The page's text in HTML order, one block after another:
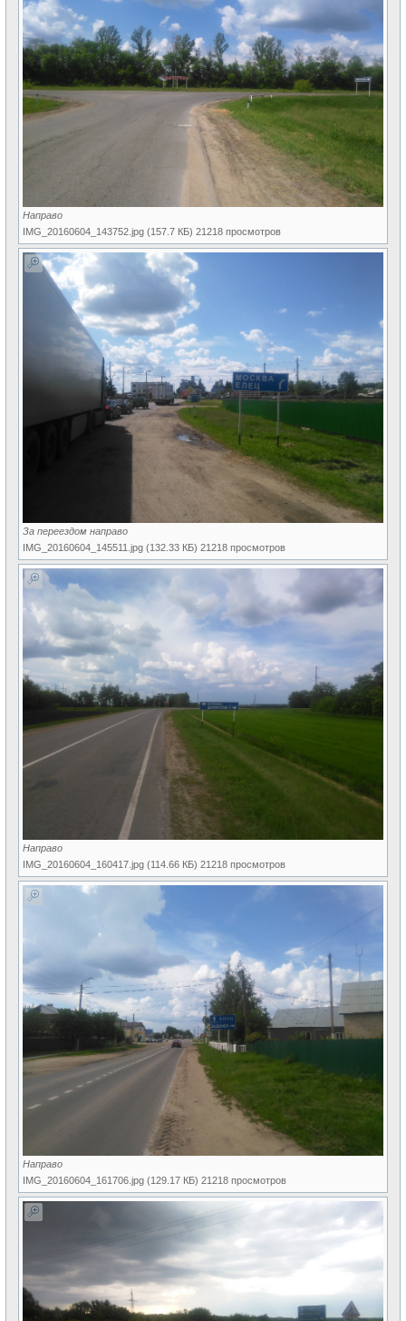
Направо
IMG_20160604_143752.jpg (157.7 КБ) 21218 просмотров
За переездом направо
IMG_20160604_145511.jpg (132.33 КБ) 21218 просмотров
Направо
IMG_20160604_160417.jpg (114.66 КБ) 21218 просмотров
Направо
IMG_20160604_161706.jpg (129.17 КБ) 21218 просмотров